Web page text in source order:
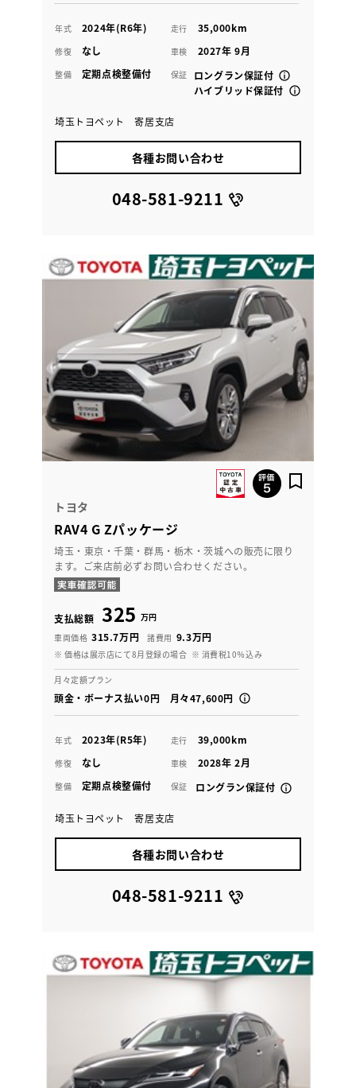
年式 2024年(R6年) 走行 35,000km
修復 なし 車検 2027年 9月
整備 定期点検整備付 保証
ロングラン保証付
ハイブリッド保証付
埼玉トヨペット 寄居支店
各種お問い合わせ
048-581-9211
トヨタ
RAV4 G Zパッケージ
埼玉・東京・千葉・群馬・栃木・茨城への販売に限り
ます。ご来店前必ずお問い合わせください。
支払総額 325 万円
車両価格 315.7万円 諸費用 9.3万円
※ 価格は展示店にて8月登録の場合 ※ 消費税10％込み
月々定額プラン
頭金・ボーナス払い0円 月々47,600円
年式 2023年(R5年) 走行 39,000km
修復 なし 車検 2028年 2月
整備 定期点検整備付 保証 ロングラン保証付
埼玉トヨペット 寄居支店
各種お問い合わせ
048-581-9211